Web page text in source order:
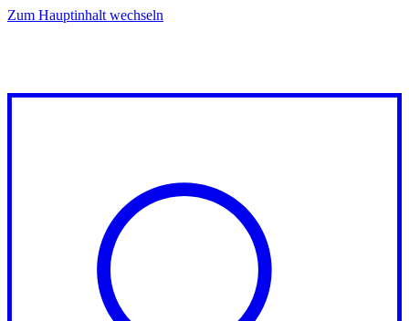
Zum Hauptinhalt wechseln